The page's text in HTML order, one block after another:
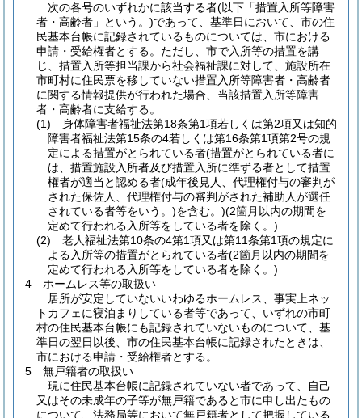
次の各号のいずれかに該当する者(以下「措置入所等障害
者・高齢者」という。)であって、基準日において、市の住
民基本台帳に記録されているものについては、市における
申請・受給権者とする。ただし、市で入所等の措置を講
じ、措置入所等担当課から社会福祉課に対して、施設所在
市町村に住民票を移していない措置入所等障害者・高齢者
に関する情報提供が行われた場合、当該措置入所等障害
者・高齢者に支給する。
(1) 身体障害者福祉法第18条第1項若しくは第2項又は知的
障害者福祉法第15条の4若しくは第16条第1項第2号の規
定による措置がとられている者(措置がとられている者に
は、措置施設入所者及び措置入所に準ずる者として措置
権者が適当と認める者(成年後見人、代理権付与の審判が
された保佐人、代理権付与の審判がされた補助人が選任
されている者等をいう。)を含む。)(2箇月以内の期間を
定めて行われる入所等をしている者を除く。)
(2) 老人福祉法第10条の4第1項又は第11条第1項の規定に
よる入所等の措置がとられている者(2箇月以内の期間を
定めて行われる入所等をしている者を除く。)
4 ホームレス等の取扱い
居所が安定していないいわゆるホームレス、事実上ネッ
トカフェに寝泊まりしている者等であって、いずれの市町
村の住民基本台帳にも記録されていないものについて、基
準日の翌日以後、市の住民基本台帳に記録されたときは、
市における申請・受給権者とする。
5 無戸籍者の取扱い
現に住民基本台帳に記録されていない者であって、自己
又はその未成年の子等が無戸籍であると市に申し出たもの
について、法務局等において無戸籍者として把握している